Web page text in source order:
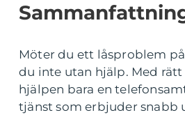
Möter du ett låsproblem
du inte utan hjälp. Med
hjälpen bara en
tjänst som erbjuder snabb